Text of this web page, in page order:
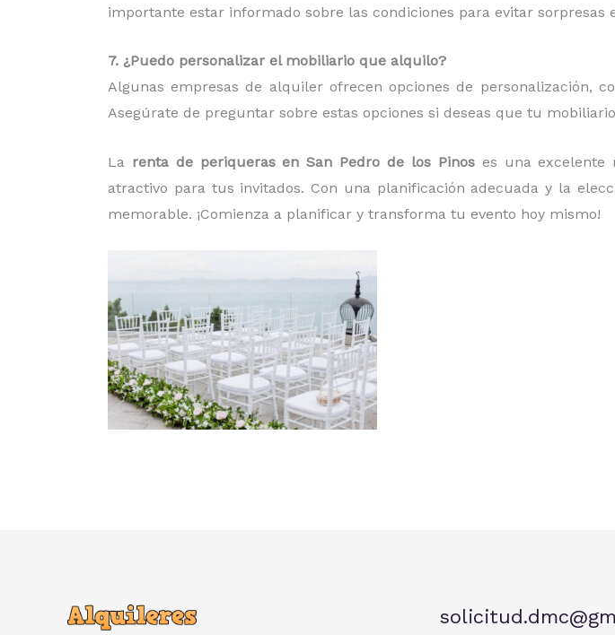
importante estar informado sobre las condiciones para evitar sorpresas
7. ¿Puedo personalizar el mobiliario que alquilo?
Algunas empresas de alquiler ofrecen opciones de personalización,
Asegúrate de preguntar sobre estas opciones si deseas que tu
La renta de periqueras en San Pedro de los Pinos es una
atractivo para tus invitados. Con una planificación adecuada y la
memorable. ¡Comienza a planificar y transforma tu evento hoy mismo!